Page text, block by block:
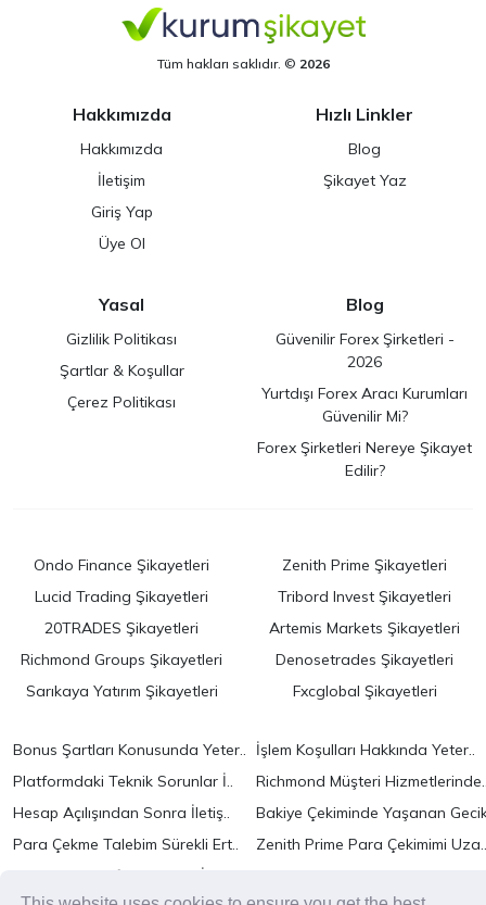
Tüm hakları saklıdır. © 2026
Hakkımızda
Hakkımızda
İletişim
Giriş Yap
Üye Ol
Hızlı Linkler
Blog
Şikayet Yaz
Yasal
Gizlilik Politikası
Şartlar & Koşullar
Çerez Politikası
Blog
Güvenilir Forex Şirketleri -
2026
Yurtdışı Forex Aracı Kurumları
Güvenilir Mi?
Forex Şirketleri Nereye Şikayet
Edilir?
Ondo Finance Şikayetleri
Lucid Trading Şikayetleri
20TRADES Şikayetleri
Richmond Groups Şikayetleri
Sarıkaya Yatırım Şikayetleri
Zenith Prime Şikayetleri
Tribord Invest Şikayetleri
Artemis Markets Şikayetleri
Denosetrades Şikayetleri
Fxcglobal Şikayetleri
Bonus Şartları Konusunda Yeter..
Platformdaki Teknik Sorunlar İ..
Hesap Açılışından Sonra İletiş..
Para Çekme Talebim Sürekli Ert..
Kaybımın Telafi Edilmesini İst..
İşlem Koşulları Hakkında Yeter..
Richmond Müşteri
Bakiye Çekiminde Yaşanan
Zenith Prime Para Çekimimi Uza..